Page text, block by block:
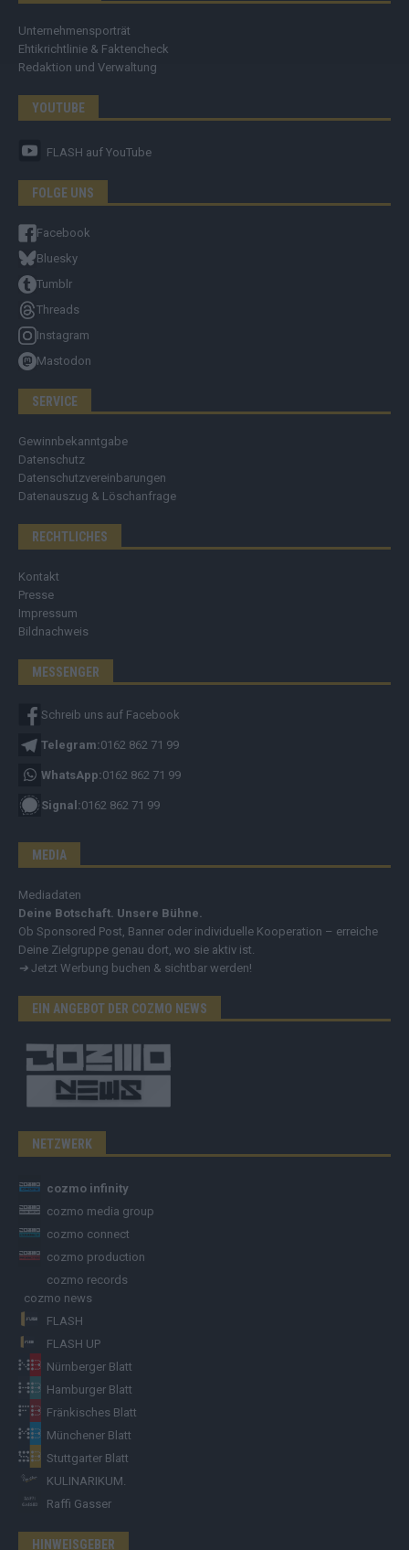
Unternehmensporträt
Ehtikrichtlinie & Faktencheck
Redaktion und Verwaltung
YOUTUBE
FLASH auf YouTube
FOLGE UNS
Facebook
Bluesky
Tumblr
Threads
Instagram
Mastodon
SERVICE
Gewinnbekanntgabe
Datenschutz
Datenschutzvereinbarungen
Datenauszug & Löschanfrage
RECHTLICHES
Kontakt
Presse
Impressum
Bildnachweis
MESSENGER
Schreib uns auf Facebook
Telegram:0162 862 71 99
WhatsApp:0162 862 71 99
Signal:0162 862 71 99
MEDIA
Mediadaten
Deine Botschaft. Unsere Bühne.
Ob Sponsored Post, Banner oder individuelle Kooperation – erreiche
Deine Zielgruppe genau dort, wo sie aktiv ist.
➔ Jetzt Werbung buchen & sichtbar werden!
EIN ANGEBOT DER COZMO NEWS
NETZWERK
cozmo infinity
cozmo media group
cozmo connect
cozmo production
cozmo records
cozmo news
FLASH
FLASH UP
Nürnberger Blatt
Hamburger Blatt
Fränkisches Blatt
Münchener Blatt
Stuttgarter Blatt
KULINARIKUM.
Raffi Gasser
HINWEISGEBER